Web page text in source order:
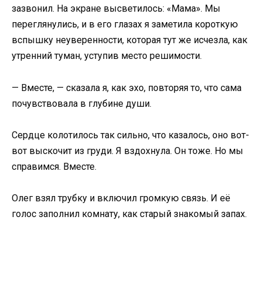
зазвонил. На экране высветилось: «Мама». Мы
переглянулись, и в его глазах я заметила короткую
вспышку неуверенности, которая тут же исчезла, как
утренний туман, уступив место решимости.
— Вместе, — сказала я, как эхо, повторяя то, что сама
почувствовала в глубине души.
Сердце колотилось так сильно, что казалось, оно вот-
вот выскочит из груди. Я вздохнула. Он тоже. Но мы
справимся. Вместе.
Олег взял трубку и включил громкую связь. И её
голос заполнил комнату, как старый знакомый запах.